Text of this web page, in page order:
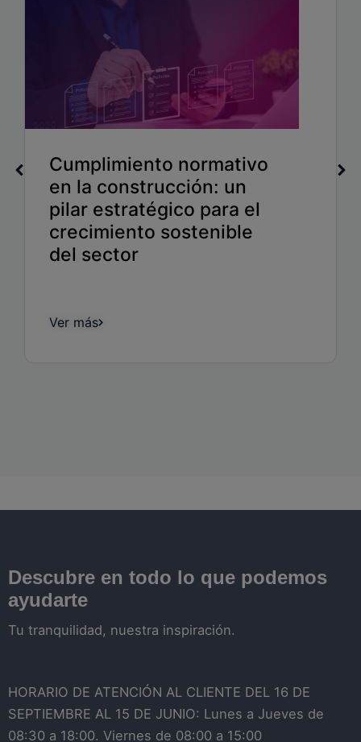
Cumplimiento normativo
en la construcción: un
pilar estratégico para el
crecimiento sostenible
del sector
Ver más
Descubre en todo lo que podemos
ayudarte
Tu tranquilidad, nuestra inspiración.
HORARIO DE ATENCIÓN AL CLIENTE DEL 16 DE
SEPTIEMBRE AL 15 DE JUNIO: Lunes a Jueves de
08:30 a 18:00. Viernes de 08:00 a 15:00